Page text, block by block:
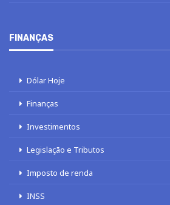
FINANÇAS
Dólar Hoje
Finanças
Investimentos
Legislação e Tributos
Imposto de renda
INSS